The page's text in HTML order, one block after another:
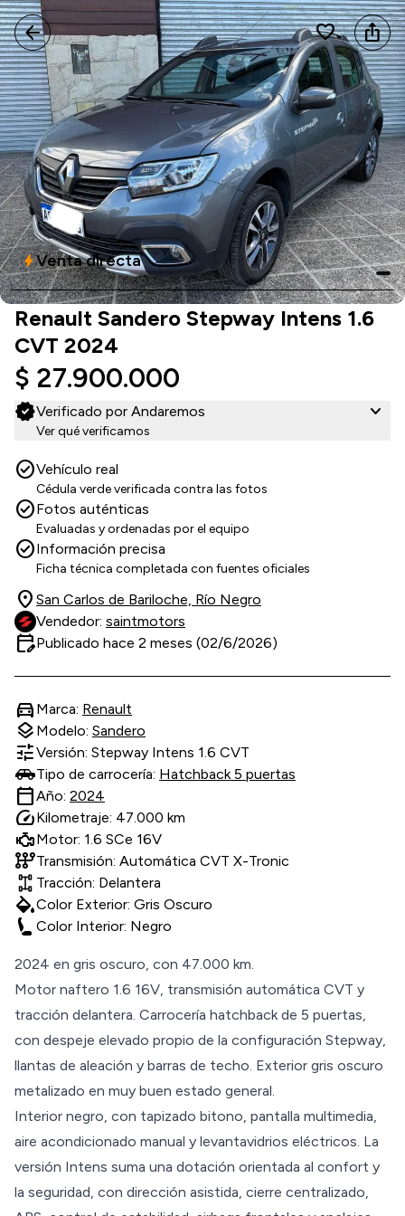
arrow_back favorite ios_share
boltVenta directa
Renault Sandero Stepway Intens 1.6
CVT 2024
$ 27.900.000
verifiedVerificado por Andaremos
Ver qué verificamos
expand_more
check_circleVehículo real
Cédula verde verificada contra las fotos
check_circleFotos auténticas
Evaluadas y ordenadas por el equipo
check_circleInformación precisa
Ficha técnica completada con fuentes oficiales
location_on San Carlos de Bariloche, Río Negro
Vendedor: saintmotors
edit_calendarPublicado hace 2 meses (02/6/2026)
directions_car Marca: Renault
layers Modelo: Sandero
tuneVersión: Stepway Intens 1.6 CVT
Tipo de carrocería: Hatchback 5 puertas
calendar_todayAño: 2024
speedKilometraje: 47.000 km
Motor: 1.6 SCe 16V
auto_transmissionTransmisión: Automática CVT X-Tronic
Tracción: Delantera
colorsColor Exterior: Gris Oscuro
Color Interior: Negro
2024 en gris oscuro, con 47.000 km.
Motor naftero 1.6 16V, transmisión automática CVT y
tracción delantera. Carrocería hatchback de 5 puertas,
con despeje elevado propio de la configuración Stepway,
llantas de aleación y barras de techo. Exterior gris oscuro
metalizado en muy buen estado general.
Interior negro, con tapizado bitono, pantalla multimedia,
aire acondicionado manual y levantavidrios eléctricos. La
versión Intens suma una dotación orientada al confort y
la seguridad, con dirección asistida, cierre centralizado,